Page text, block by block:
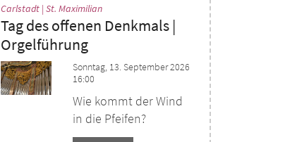
Carlstadt | St. Maximilian:
Tag des offenen Denkmals |
Orgelführung
Sonntag, 13. September 2026
16:00
Wie kommt der Wind
in die Pfeifen?